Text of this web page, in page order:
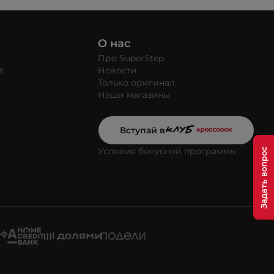
О нас
Про SuperStep
Новости
Только оригинал
Наши магазины
Вступай в
Условия бонусной программы